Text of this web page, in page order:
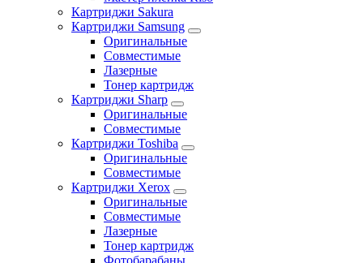
Картриджи Sakura
Картриджи Samsung
Оригинальные
Совместимые
Лазерные
Тонер картридж
Картриджи Sharp
Оригинальные
Совместимые
Картриджи Toshiba
Оригинальные
Совместимые
Картриджи Xerox
Оригинальные
Совместимые
Лазерные
Тонер картридж
Фотобарабаны